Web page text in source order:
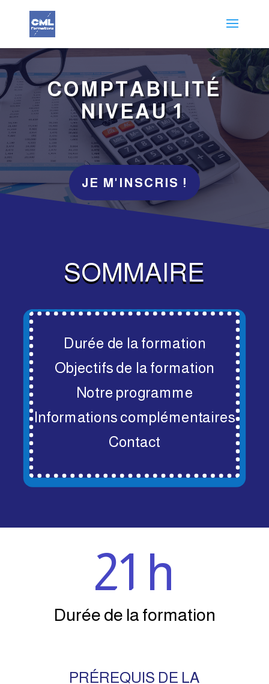
COMPTABILITÉ
NIVEAU 1
JE M'INSCRIS !
SOMMAIRE
Durée de la formation
Objectifs de la formation
Notre programme
Informations complémentaires
Contact
21 h
Durée de la formation
PRÉREQUIS DE LA